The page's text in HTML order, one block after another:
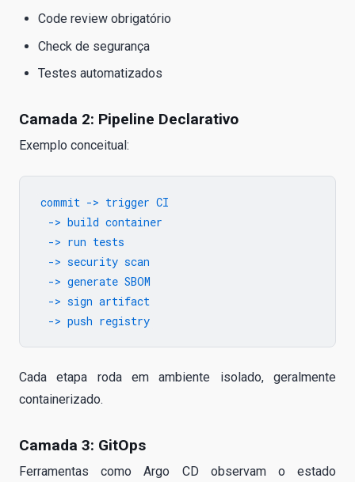
Code review obrigatório
Check de segurança
Testes automatizados
Camada 2: Pipeline Declarativo
Exemplo conceitual:
commit -> trigger CI
  -> build container
  -> run tests
  -> security scan
  -> generate SBOM
  -> sign artifact
Cada etapa roda em ambiente isolado, geralmente
containerizado.
Camada 3: GitOps
Ferramentas como Argo CD observam o estado